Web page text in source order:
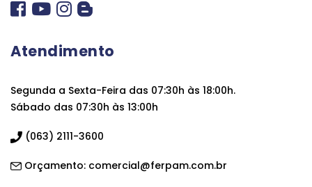
Atendimento
Segunda a Sexta-Feira das 07:30h às 18:00h.
Sábado das 07:30h às 13:00h
(063) 2111-3600
Orçamento: comercial@ferpam.com.br